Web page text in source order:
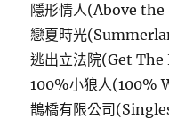
隱形情人(Above
戀夏時光
逃出立法院(Get
100%小狼人(100%
鵲橋有限公司